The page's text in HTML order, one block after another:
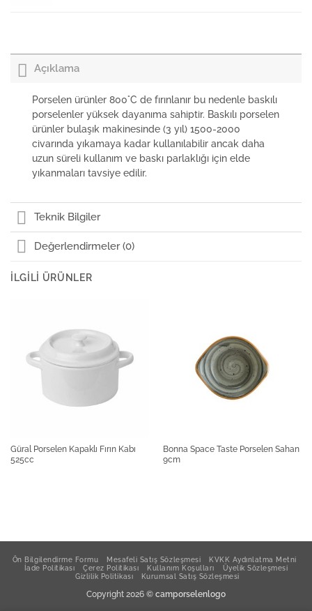
Bonna Aqua Moove Porselen Oval Tabak 36x28cm
Paşabahçe Su Bardağı Aqua
Bonna Aqua Gourmet Porselen Dikdörtgen Kayık
Tabak 14x10cm
Bonna Aqua Banquet Porselen Tatlı Kasesi 12cm
290cc
Açıklama
Porselen ürünler 800°C de fırınlanır bu nedenle baskılı
porselenler yüksek dayanıma sahiptir. Baskılı porselen
ürünler bulaşık makinesinde (3 yıl) 1500-2000
civarında yıkamaya kadar kullanılabilir ancak daha
uzun süreli kullanım ve baskı parlaklığı için elde
yıkanmaları tavsiye edilir.
Teknik Bilgiler
Değerlendirmeler (0)
İLGILI ÜRÜNLER
Güral Porselen Kapaklı Fırın Kabı
525cc
Bonna Space Taste Porselen Sahan
9cm
Ön Bilgilendirme Formu Mesafeli Satış Sözleşmesi
KVKK Aydınlatma Metni
İade Politikası
Çerez Politikası Kullanım Koşulları
Üyelik Sözleşmesi
Gizlilik Politikası
Kurumsal Satış Sözleşmesi
Copyright 2026 © camporselenlogo